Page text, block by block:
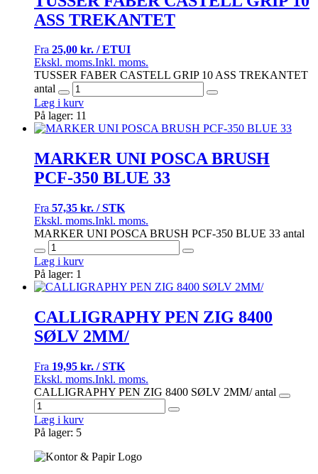
ASS TREKANTET
Fra 25,00 kr. / ETUI
Ekskl. moms.Inkl. moms.
TUSSER FABER CASTELL GRIP 10 ASS TREKANTET
antal
Læg i kurv
På lager: 11
MARKER UNI POSCA BRUSH
PCF-350 BLUE 33
Fra 57,35 kr. / STK
Ekskl. moms.Inkl. moms.
MARKER UNI POSCA BRUSH PCF-350 BLUE 33 antal
Læg i kurv
På lager: 1
CALLIGRAPHY PEN ZIG 8400
SØLV 2MM/
Fra 19,95 kr. / STK
Ekskl. moms.Inkl. moms.
CALLIGRAPHY PEN ZIG 8400 SØLV 2MM/ antal
Læg i kurv
På lager: 5